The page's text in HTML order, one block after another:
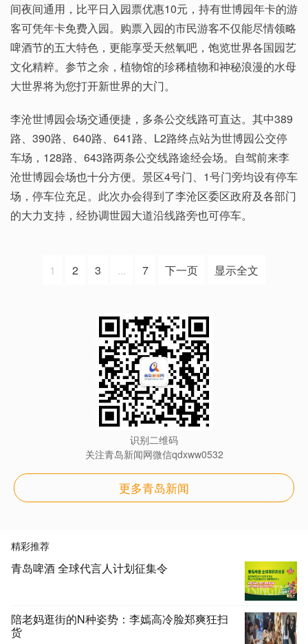
间夜间通用，比平日入园票优惠10元，持有世博园年卡的游
客可凭年卡免费入园。购票入园的市民游客不仅能尽情领略
啤酒节的五大特色，更能享受天然氧吧，饱览世界各国园艺
文化精粹。参节之余，植物馆的珍稀植物和神秘浪漫的水母
大世界将为您打开新世界的大门。
李沧世博园会场交通便捷，多条公交线路可直达。其中389
路、390路、640路、641路、L2路终点站为世博园公交停
车场，128路、643路两条公交线路途经会场。自驾前来李
沧世博园会场也十分方便。景区4号门、1号门旁均设有停车
场，停车位充足。此次办会得到了李沧区委区政府及各部门
的大力支持，经协调世园大道沿线路旁也可停车。
1 2 3 ... 7 下一页 显示全文
识别二维码
关注青岛新闻网微信qdxww0532
更多青岛新闻
精彩推荐
青岛啤酒 全球代言人计划征集令
陪老妈逛街的N种姿势：李嫣高冷脸郑爽狂扫
货